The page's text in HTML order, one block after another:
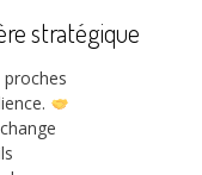
stratégique